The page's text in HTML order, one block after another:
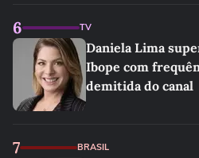
6 TV
Daniela Lima
Ibope com
demitida do canal
7 BRASIL